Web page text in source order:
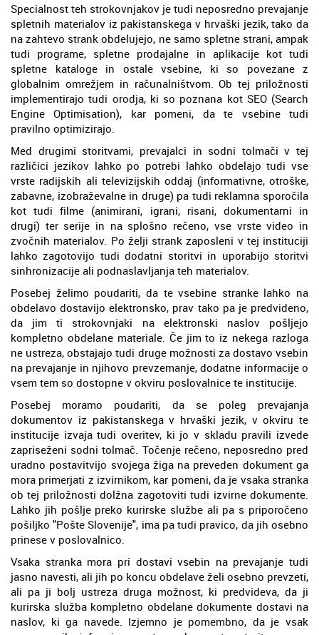
Specialnost teh strokovnjakov je tudi neposredno prevajanje
spletnih materialov iz pakistanskega v hrvaški jezik, tako da
na zahtevo strank obdelujejo, ne samo spletne strani, ampak
tudi programe, spletne prodajalne in aplikacije kot tudi
spletne kataloge in ostale vsebine, ki so povezane z
globalnim omrežjem in računalništvom. Ob tej priložnosti
implementirajo tudi orodja, ki so poznana kot SEO (Search
Engine Optimisation), kar pomeni, da te vsebine tudi
pravilno optimizirajo.
Med drugimi storitvami, prevajalci in sodni tolmači v tej
različici jezikov lahko po potrebi lahko obdelajo tudi vse
vrste radijskih ali televizijskih oddaj (informativne, otroške,
zabavne, izobraževalne in druge) pa tudi reklamna sporočila
kot tudi filme (animirani, igrani, risani, dokumentarni in
drugi) ter serije in na splošno rečeno, vse vrste video in
zvočnih materialov. Po želji strank zaposleni v tej instituciji
lahko zagotovijo tudi dodatni storitvi in uporabijo storitvi
sinhronizacije ali podnaslavljanja teh materialov.
Posebej želimo poudariti, da te vsebine stranke lahko na
obdelavo dostavijo elektronsko, prav tako pa je predvideno,
da jim ti strokovnjaki na elektronski naslov pošljejo
kompletno obdelane materiale. Če jim to iz nekega razloga
ne ustreza, obstajajo tudi druge možnosti za dostavo vsebin
na prevajanje in njihovo prevzemanje, dodatne informacije o
vsem tem so dostopne v okviru poslovalnice te institucije.
Posebej moramo poudariti, da se poleg prevajanja
dokumentov iz pakistanskega v hrvaški jezik, v okviru te
institucije izvaja tudi overitev, ki jo v skladu pravili izvede
zapriseženi sodni tolmač. Točenje rečeno, neposredno pred
uradno postavitvijo svojega žiga na preveden dokument ga
mora primerjati z izvirnikom, kar pomeni, da je vsaka stranka
ob tej priložnosti dolžna zagotoviti tudi izvirne dokumente.
Lahko jih pošlje preko kurirske službe ali pa s priporočeno
pošiljko "Pošte Slovenije", ima pa tudi pravico, da jih osebno
prinese v poslovalnico.
Vsaka stranka mora pri dostavi vsebin na prevajanje tudi
jasno navesti, ali jih po koncu obdelave želi osebno prevzeti,
ali pa ji bolj ustreza druga možnost, ki predvideva, da ji
kurirska služba kompletno obdelane dokumente dostavi na
naslov, ki ga navede. Izjemno je pomembno, da je vsak